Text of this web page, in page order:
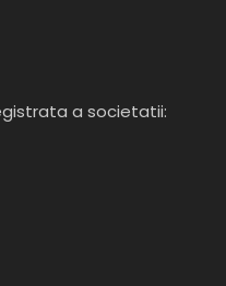
a societatii: